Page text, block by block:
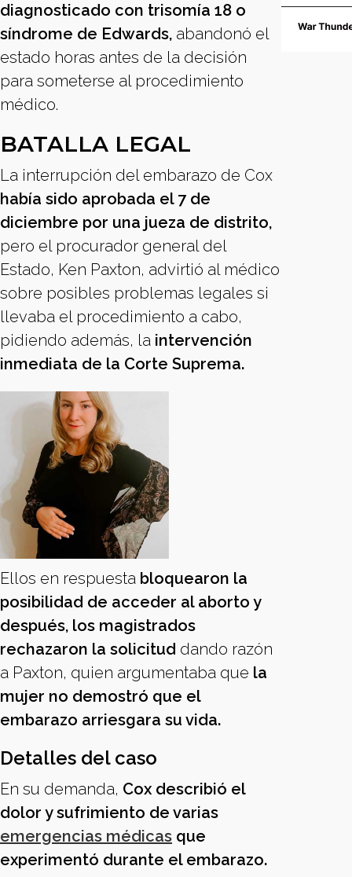
diagnosticado con trisomía 18 o
síndrome de Edwards, abandonó el
estado horas antes de la decisión
para someterse al procedimiento
médico.
BATALLA LEGAL
La interrupción del embarazo de Cox
había sido aprobada el 7 de
diciembre por una jueza de distrito,
pero el procurador general del
Estado, Ken Paxton, advirtió al médico
sobre posibles problemas legales si
llevaba el procedimiento a cabo,
pidiendo además, la intervención
inmediata de la Corte Suprema.
Ellos en respuesta bloquearon la
posibilidad de acceder al aborto y
después, los magistrados
rechazaron la solicitud dando razón
a Paxton, quien argumentaba que la
mujer no demostró que el
embarazo arriesgara su vida.
Detalles del caso
En su demanda, Cox describió el
dolor y sufrimiento de varias
emergencias médicas que
experimentó durante el embarazo.